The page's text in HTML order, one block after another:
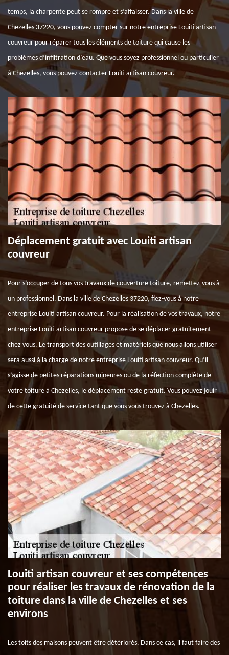
temps, la charpente peut se rompre et s’affaisser. Dans la ville de
Chezelles 37220, vous pouvez compter sur notre entreprise Louiti artisan
couvreur pour réparer tous les éléments de toiture qui cause les
problèmes d’infiltration d’eau. Que vous soyez professionnel ou particulier
à Chezelles, vous pouvez contacter Louiti artisan couvreur.
Déplacement gratuit avec Louiti artisan
couvreur
Pour s’occuper de tous vos travaux de couverture toiture, remettez-vous à
un professionnel. Dans la ville de Chezelles 37220, fiez-vous à notre
entreprise Louiti artisan couvreur. Pour la réalisation de vos travaux, notre
entreprise Louiti artisan couvreur propose de se déplacer gratuitement
chez vous. Le transport des outillages et matériels que nous allons utiliser
sera aussi à la charge de notre entreprise Louiti artisan couvreur. Qu’il
s’agisse de petites réparations mineures ou de la réfection complète de
votre toiture à Chezelles, le déplacement reste gratuit. Vous pouvez jouir
de cette gratuité de service tant que vous vous trouvez à Chezelles.
Louiti artisan couvreur et ses compétences
pour réaliser les travaux de rénovation de la
toiture dans la ville de Chezelles et ses
environs
Les toits des maisons peuvent être détériorés. Dans ce cas, il faut faire des